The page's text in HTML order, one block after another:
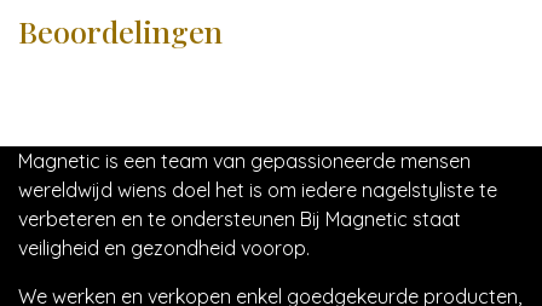
Beoordelingen
Magnetic is een team van gepassioneerde mensen
wereldwijd wiens doel het is om iedere nagelstyliste te
verbeteren en te ondersteunen Bij Magnetic staat
veiligheid en gezondheid voorop.
We werken en verkopen enkel goedgekeurde producten,